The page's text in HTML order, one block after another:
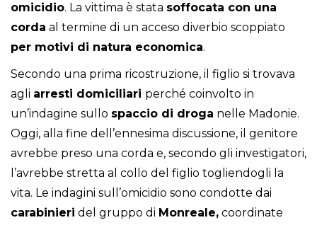
omicidio. La vittima è stata soffocata con una
corda al termine di un acceso diverbio scoppiato
per motivi di natura economica.
Secondo una prima ricostruzione, il figlio si trovava
agli arresti domiciliari perché coinvolto in
un’indagine sullo spaccio di droga nelle Madonie.
Oggi, alla fine dell’ennesima discussione, il genitore
avrebbe preso una corda e, secondo gli investigatori,
l’avrebbe stretta al collo del figlio togliendogli la
vita. Le indagini sull’omicidio sono condotte dai
carabinieri del gruppo di Monreale, coordinate